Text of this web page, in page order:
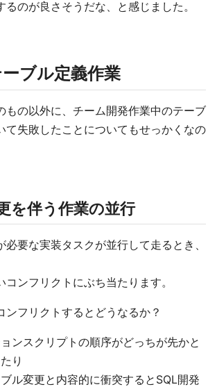
のが良さそうだな、と感じました。
ブル定義作業
もの以外に、チーム開発作業中のテーブ
て失敗したことについてもせっかくなの
を伴う作業の並行
必要な実装タスクが並行して走るとき、
コンフリクトにぶち当たります。
ンフリクトするとどうなるか？
ンスクリプトの順序がどっちが先かと
り
ル変更と内容的に衝突するとSQL開発